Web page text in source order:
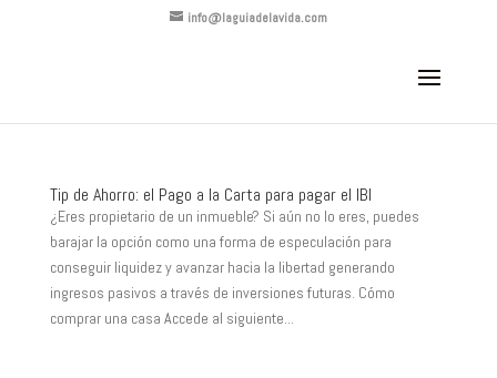
info@laguiadelavida.com
Tip de Ahorro: el Pago a la Carta para pagar el IBI
¿Eres propietario de un inmueble? Si aún no lo eres, puedes
barajar la opción como una forma de especulación para
conseguir liquidez y avanzar hacia la libertad generando
ingresos pasivos a través de inversiones futuras. Cómo
comprar una casa Accede al siguiente...